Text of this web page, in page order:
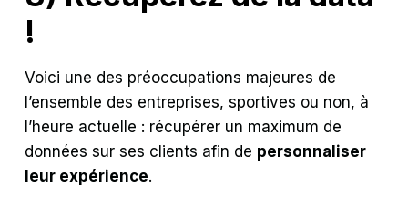
!
Voici une des préoccupations majeures de
l’ensemble des entreprises, sportives ou non, à
l’heure actuelle : récupérer un maximum de
données sur ses clients afin de personnaliser
leur expérience.